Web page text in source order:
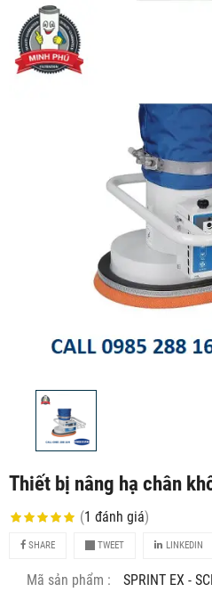
Thiết bị nâng hạ chân
(1 đánh giá)
SHARE TWEET LINKEDIN
Mã sản phẩm :
SPRINT EX -